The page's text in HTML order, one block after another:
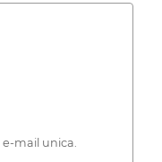
mail unica.